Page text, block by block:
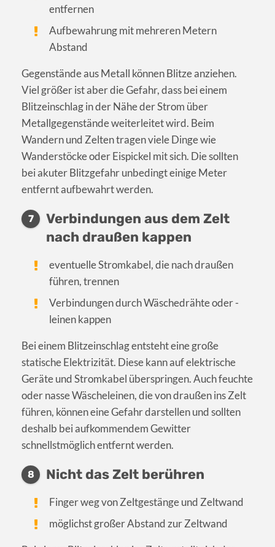
entfernen
Aufbewahrung mit mehreren Metern
Abstand
Gegenstände aus Metall können Blitze anziehen.
Viel größer ist aber die Gefahr, dass bei einem
Blitzeinschlag in der Nähe der Strom über
Metallgegenstände weiterleitet wird. Beim
Wandern und Zelten tragen viele Dinge wie
Wanderstöcke oder Eispickel mit sich. Die sollten
bei akuter Blitzgefahr unbedingt einige Meter
entfernt aufbewahrt werden.
7
Verbindungen aus dem Zelt
nach draußen kappen
eventuelle Stromkabel, die nach draußen
führen, trennen
Verbindungen durch Wäschedrähte oder -
leinen kappen
Bei einem Blitzeinschlag entsteht eine große
statische Elektrizität. Diese kann auf elektrische
Geräte und Stromkabel überspringen. Auch feuchte
oder nasse Wäscheleinen, die von draußen ins Zelt
führen, können eine Gefahr darstellen und sollten
deshalb bei aufkommendem Gewitter
schnellstmöglich entfernt werden.
8 Nicht das Zelt berühren
Finger weg von Zeltgestänge und Zeltwand
möglichst großer Abstand zur Zeltwand